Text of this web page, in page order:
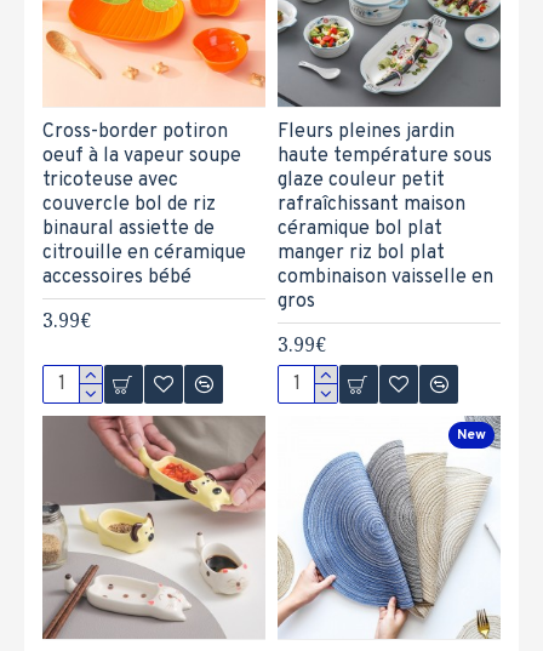
Cross-border potiron
oeuf à la vapeur soupe
tricoteuse avec
couvercle bol de riz
binaural assiette de
citrouille en céramique
accessoires bébé
3.99€
Fleurs pleines jardin
haute température sous
glaze couleur petit
rafraîchissant maison
céramique bol plat
manger riz bol plat
combinaison vaisselle en
gros
3.99€
New